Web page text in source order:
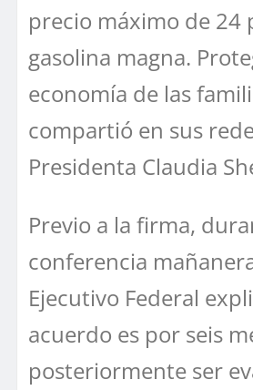
precio máximo de 24
gasolina magna.
economía de las
compartió en sus
Presidenta Claudia
Previo a la firma,
conferencia
Ejecutivo Federal
acuerdo es por seis
posteriormente ser